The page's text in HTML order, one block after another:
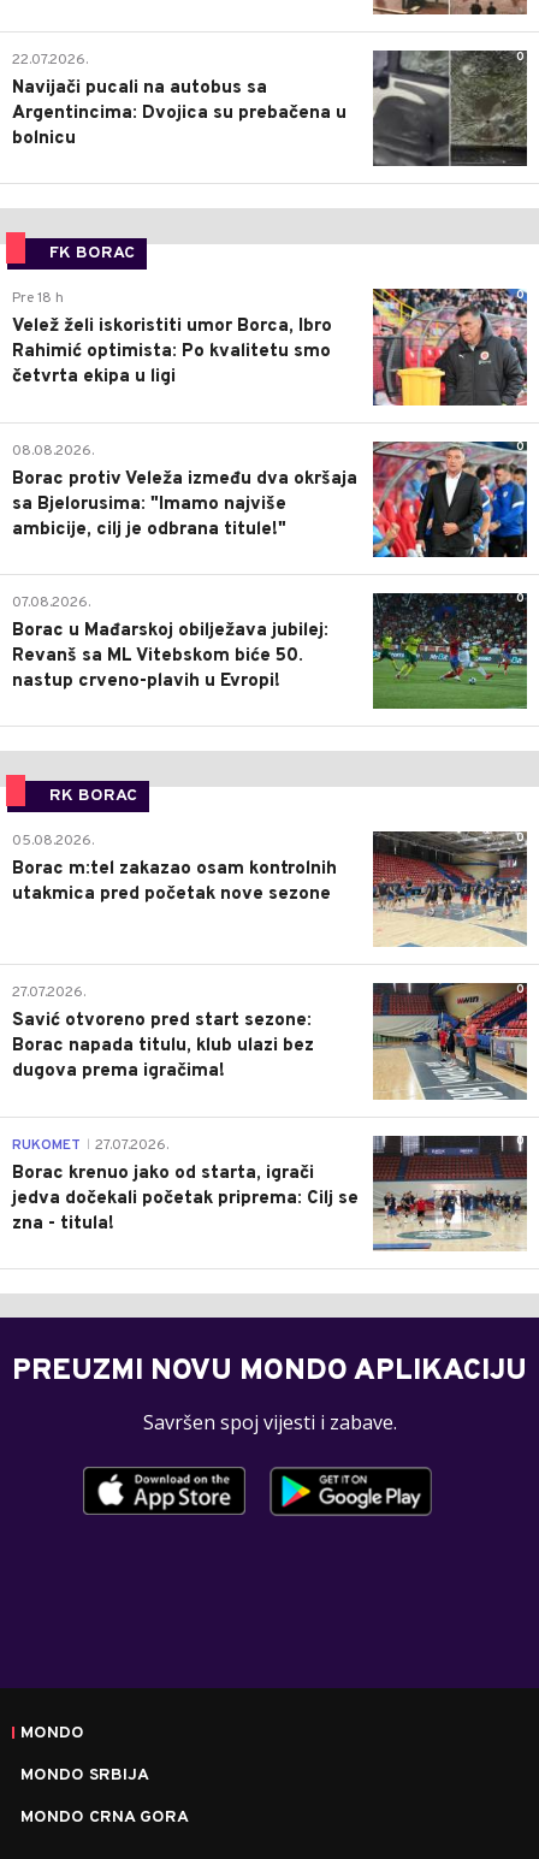
0
22.07.2026.
Navijači pucali na autobus sa
Argentincima: Dvojica su prebačena u
bolnicu
FK BORAC
0
Pre 18 h
Velež želi iskoristiti umor Borca, Ibro
Rahimić optimista: Po kvalitetu smo
četvrta ekipa u ligi
0
08.08.2026.
Borac protiv Veleža između dva okršaja
sa Bjelorusima: "Imamo najviše
ambicije, cilj je odbrana titule!"
0
07.08.2026.
Borac u Mađarskoj obilježava jubilej:
Revanš sa ML Vitebskom biće 50.
nastup crveno-plavih u Evropi!
RK BORAC
0
05.08.2026.
Borac m:tel zakazao osam kontrolnih
utakmica pred početak nove sezone
0
27.07.2026.
Savić otvoreno pred start sezone:
Borac napada titulu, klub ulazi bez
dugova prema igračima!
0
RUKOMET 27.07.2026.
Borac krenuo jako od starta, igrači
jedva dočekali početak priprema: Cilj se
zna - titula!
PREUZMI NOVU MONDO APLIKACIJU
Savršen spoj vijesti i zabave.
MONDO
MONDO SRBIJA
MONDO CRNA GORA